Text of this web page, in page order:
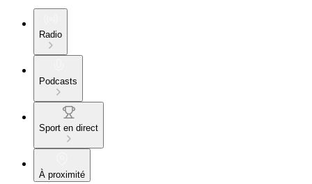
Radio
Podcasts
Sport en direct
À proximité